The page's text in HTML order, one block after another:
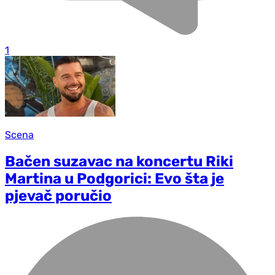
1
Scena
Bačen suzavac na koncertu Riki
Martina u Podgorici: Evo šta je
pjevač poručio